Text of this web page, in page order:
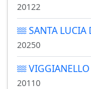
20122
SANTA LUCIA
20250
VIGGIANELLO
20110